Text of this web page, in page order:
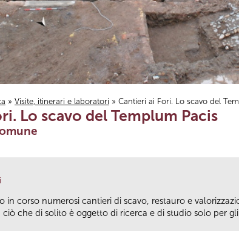
» Visite, itinerari e laboratori » Cantieri ai Fori. Lo scavo del
Lo scavo del Templum Pacis
in corso numerosi cantieri di scavo, restauro e
che di solito è oggetto di ricerca e di studio solo per